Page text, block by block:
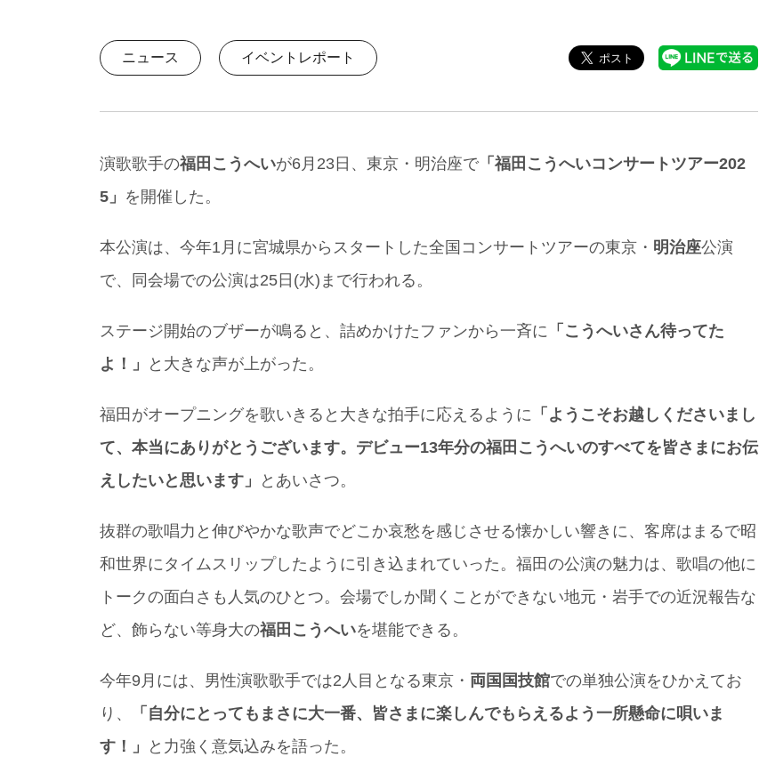
ニュース イベントレポート
演歌歌手の福田こうへいが6月23日、東京・明治座で「福田こうへいコンサートツアー202
5」 を開催した。
本公演は、今年1月に宮城県からスタートした全国コンサートツアーの東京・ 明治座公演
で、同会場での公演は25日(水)まで行われる。
ステージ開始のブザーが鳴ると、詰めかけたファンから一斉に 「こうへいさん待ってた
よ！」
と大きな声が上がった。
福田がオープニングを歌いきると大きな拍手に応えるように 「ようこそお越しくださいまし
て、本当にありがとうございます。デビュー13年分の福田こうへいのすべてを皆さまにお伝
えしたいと思います」
とあいさつ。
抜群の歌唱力と伸びやかな歌声でどこか哀愁を感じさせる懐かしい響きに、客席はまるで昭
和世界にタイムスリップしたように引き込まれていった。福田の公演の魅力は、歌唱の他に
トークの面白さも人気のひとつ。会場でしか聞くことができない地元・岩手での近況報告な
ど、飾らない等身大の福田こうへいを堪能できる。
今年9月には、男性演歌歌手では2人目となる東京・ 両国国技館での単独公演をひかえてお
り、
「自分にとってもまさに大一番、皆さまに楽しんでもらえるよう一所懸命に唄いま
す！」
と力強く意気込みを語った。